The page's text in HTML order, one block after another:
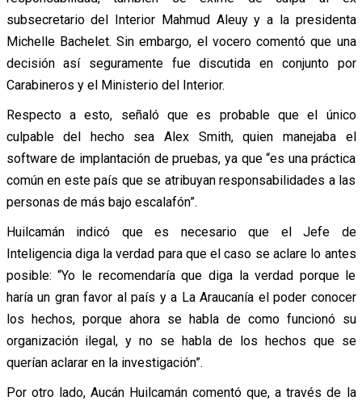
subsecretario del Interior Mahmud Aleuy y a la presidenta
Michelle Bachelet. Sin embargo, el vocero comentó que una
decisión así seguramente fue discutida en conjunto por
Carabineros y el Ministerio del Interior.
Respecto a esto, señaló que es probable que el único
culpable del hecho sea Alex Smith, quien manejaba el
software de implantación de pruebas, ya que “es una práctica
común en este país que se atribuyan responsabilidades a las
personas de más bajo escalafón”.
Huilcamán indicó que es necesario que el Jefe de
Inteligencia diga la verdad para que el caso se aclare lo antes
posible: “Yo le recomendaría que diga la verdad porque le
haría un gran favor al país y a La Araucanía el poder conocer
los hechos, porque ahora se habla de como funcionó su
organización ilegal, y no se habla de los hechos que se
querían aclarar en la investigación”.
Por otro lado, Aucán Huilcamán comentó que, a través de la